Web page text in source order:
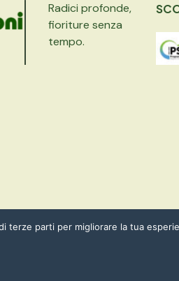
Radici profonde,
fioriture senza
tempo.
© VIVAI PANCONI 2025 –
terze parti per migliorare la tua